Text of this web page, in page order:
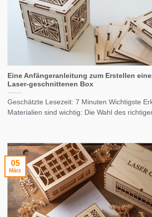
Eine Anfängeranleitung zum Erstellen
Laser-geschnittenen Box
Geschätzte Lesezeit: 7 Minuten Wichtigste
Materialien sind wichtig: Die Wahl des
05
März